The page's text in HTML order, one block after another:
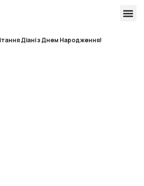
Діані з Днем Народження!